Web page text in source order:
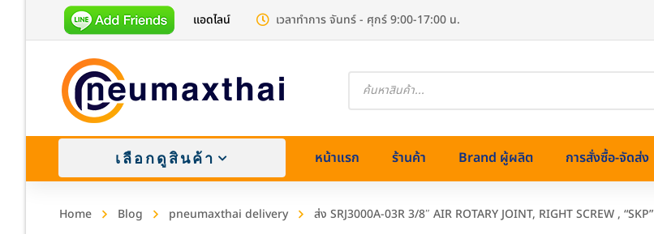
แอดไลน์ เวลาทำการ จันทร์ - ศุกร์ 9:00-17:00 น.
Products
เลือกดูสินค้า หน้าแรก ร้านค้า Brand ผู้ผลิต การสั่งซื้อ-จัดส่ง
Home Blog pneumaxthai delivery ส่ง SRJ3000A-03R 3/8″ AIR ROTARY JOINT, RIGHT SCREW , “SKP”